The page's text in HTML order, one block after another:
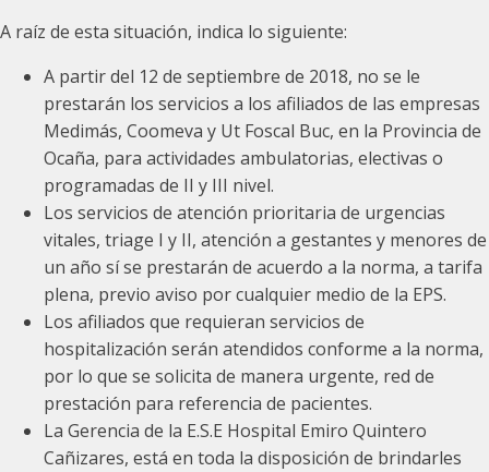
A raíz de esta situación, indica lo siguiente:
A partir del 12 de septiembre de 2018, no se le
prestarán los servicios a los afiliados de las empresas
Medimás, Coomeva y Ut Foscal Buc, en la Provincia de
Ocaña, para actividades ambulatorias, electivas o
programadas de II y III nivel.
Los servicios de atención prioritaria de urgencias
vitales, triage I y II, atención a gestantes y menores de
un año sí se prestarán de acuerdo a la norma, a tarifa
plena, previo aviso por cualquier medio de la EPS.
Los afiliados que requieran servicios de
hospitalización serán atendidos conforme a la norma,
por lo que se solicita de manera urgente, red de
prestación para referencia de pacientes.
La Gerencia de la E.S.E Hospital Emiro Quintero
Cañizares, está en toda la disposición de brindarles